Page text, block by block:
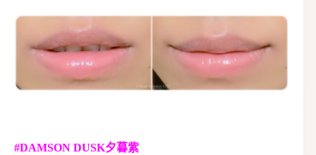
#DAMSON DUSK夕暮紫